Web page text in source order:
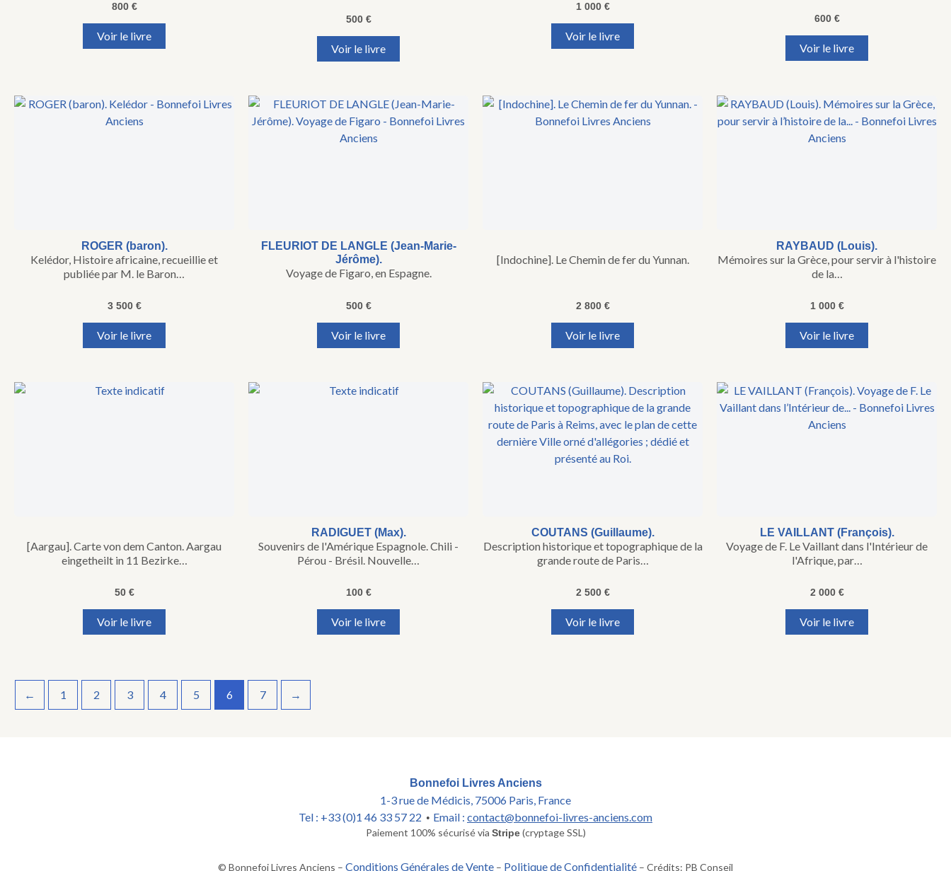
800 €
Voir le livre
500 €
Voir le livre
1 000 €
Voir le livre
600 €
Voir le livre
ROGER (baron).
Kelédor, Histoire africaine, recueillie et
publiée par M. le Baron…
3 500 €
Voir le livre
FLEURIOT DE LANGLE (Jean-Marie-
Jérôme).
Voyage de Figaro, en Espagne.
500 €
Voir le livre
[Indochine]. Le Chemin de fer du Yunnan.
2 800 €
Voir le livre
RAYBAUD (Louis).
Mémoires sur la Grèce, pour servir à l'histoire
de la…
1 000 €
Voir le livre
[Aargau]. Carte von dem Canton. Aargau
eingetheilt in 11 Bezirke…
50 €
Voir le livre
RADIGUET (Max).
Souvenirs de l'Amérique Espagnole. Chili -
Pérou - Brésil. Nouvelle…
100 €
Voir le livre
COUTANS (Guillaume).
Description historique et topographique de la
grande route de Paris…
2 500 €
Voir le livre
LE VAILLANT (François).
Voyage de F. Le Vaillant dans l'Intérieur de
l'Afrique, par…
2 000 €
Voir le livre
← 1 2 3 4 5 6 7 →
Bonnefoi Livres Anciens
1-3 rue de Médicis, 75006 Paris, France
Tel : +33 (0)1 46 33 57 22 • Email : contact@bonnefoi-livres-anciens.com
Paiement 100% sécurisé via Stripe(cryptage SSL)
© Bonnefoi Livres Anciens – Conditions Générales de Vente – Politique de Confidentialité – Crédits: PB Conseil